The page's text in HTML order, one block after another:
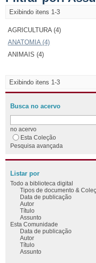
Exibindo itens 1-3
AGRICULTURA (4)
ANATOMIA (4)
ANIMAIS (4)
Exibindo itens 1-3
Busca no acervo
no acervo
Esta Coleção
Pesquisa avançada
Listar por
Todo a biblioteca digital
Tipos de documento &
Data de publicação
Autor
Título
Assunto
Esta Comunidade
Data de publicação
Autor
Título
Assunto